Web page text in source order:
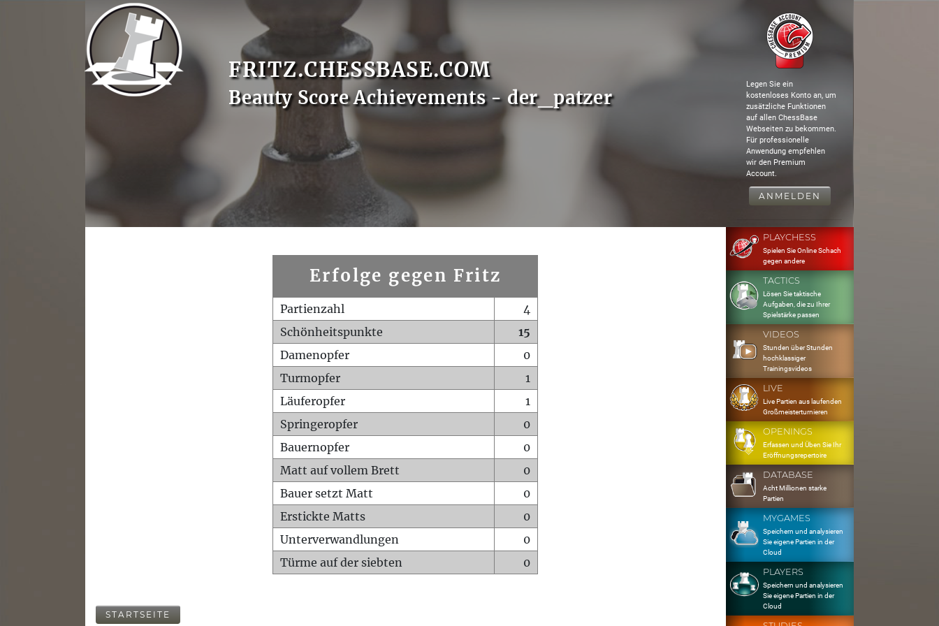
FRITZ.CHESSBASE.COM
Beauty Score Achievements - der_patzer
Legen Sie ein
kostenloses Konto an, um
zusätzliche Funktionen
auf allen ChessBase
Webseiten zu bekommen.
Für professionelle
Anwendung empfehlen
wir den Premium
Account.
ANMELDEN
Erfolge gegen Fritz
Partienzahl
4
Schönheitspunkte
15
Damenopfer
0
Turmopfer
1
Läuferopfer
1
Springeropfer
0
Bauernopfer
0
Matt auf vollem Brett
0
Bauer setzt Matt
0
Erstickte Matts
0
Unterverwandlungen
0
Türme auf der siebten
0
STARTSEITE
PLAYCHESS
Spielen Sie Online Schach
gegen andere
TACTICS
Lösen Sie taktische
Aufgaben, die zu Ihrer
Spielstärke passen
VIDEOS
Stunden über Stunden
hochklassiger
Trainingsvideos
LIVE
Live Partien aus laufenden
Großmeisterturnieren
OPENINGS
Erfassen und Üben Sie Ihr
Eröffnungsrepertoire
DATABASE
Acht Millionen starke
Partien
MYGAMES
Speichern und analysieren
Sie eigene Partien in der
Cloud
PLAYERS
Speichern und analysieren
Sie eigene Partien in der
Cloud